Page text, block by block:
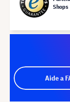
Shops
Aide a